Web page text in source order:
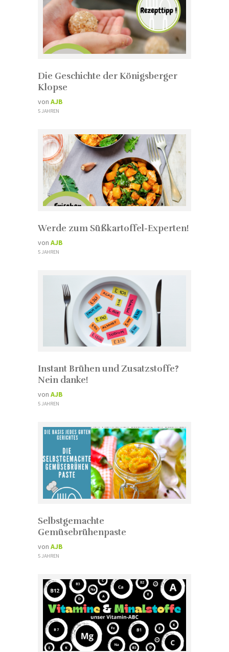
Die Geschichte der Königsberger
Klopse
von AJB
5 JAHREN
Werde zum Süßkartoffel-Experten!
von AJB
5 JAHREN
Instant Brühen und Zusatzstoffe?
Nein danke!
von AJB
5 JAHREN
Selbstgemachte
Gemüsebrühenpaste
von AJB
5 JAHREN